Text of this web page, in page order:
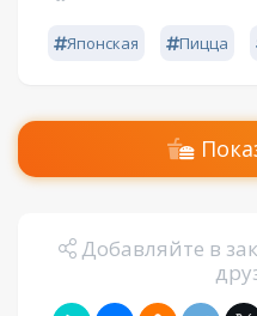
Японская Пицца
Добавляйте в